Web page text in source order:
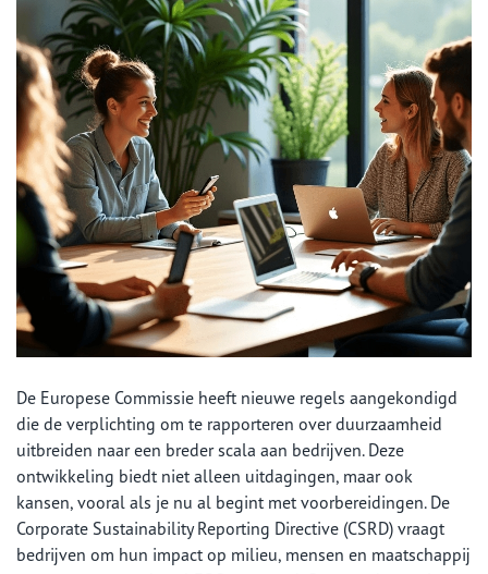
De Europese Commissie heeft nieuwe regels aangekondigd
die de verplichting om te rapporteren over duurzaamheid
uitbreiden naar een breder scala aan bedrijven. Deze
ontwikkeling biedt niet alleen uitdagingen, maar ook
kansen, vooral als je nu al begint met voorbereidingen. De
Corporate Sustainability Reporting Directive (CSRD) vraagt
bedrijven om hun impact op milieu, mensen en maatschappij